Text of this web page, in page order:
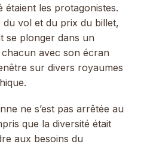
les protagonistes.
vol et du prix du billet,
se plonger dans un
avec son écran
sur divers royaumes
ne s’est pas arrêtée au
que la diversité était
aux besoins du